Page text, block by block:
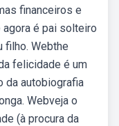
financeiros e
agora é pai solteiro
filho. Webthe
felicidade é um
da autobiografia
Webveja o
(à procura da